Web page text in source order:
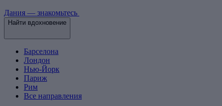
Дания — знакомьтесь
Найти вдохновение
Барселона
Лондон
Нью-Йорк
Париж
Рим
Все направления